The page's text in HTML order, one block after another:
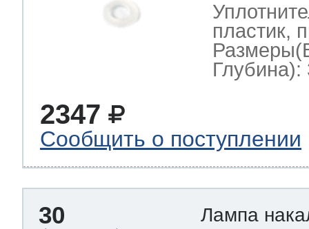
пластик,
Глубина):
2347
Сообщить о поступлении
30 Лампа